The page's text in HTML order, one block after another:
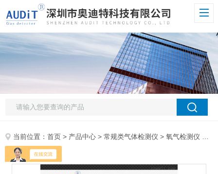
当前位置：首页 > 产品中心 >常规类气体检测仪 >氧气检测仪